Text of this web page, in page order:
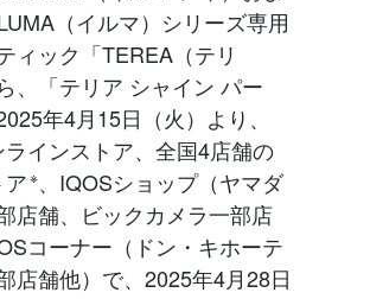
（イルマ）シリーズ専用
ィック「TEREA（テリ
、「テリア シャイン パー
年4月15日（火）より、
インストア、全国4店舗の
※、IQOSショップ（ヤマダ
店舗、ビックカメラ一部店
コーナー（ドン・キホーテ
店舗他）で、2025年4月28日